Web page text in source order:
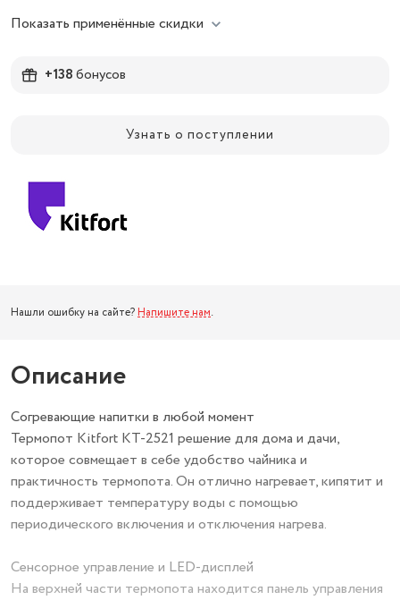
Показать применённые скидки
+138бонусов
Узнать о поступлении
Нашли ошибку на сайте? Напишите нам.
Описание
Согревающие напитки в любой момент
Термопот Kitfort КТ-2521 решение для дома и дачи,
которое совмещает в себе удобство чайника и
практичность термопота. Он отлично нагревает, кипятит и
поддерживает температуру воды с помощью
периодического включения и отключения нагрева.
Сенсорное управление и LED-дисплей
На верхней части термопота находится панель управления